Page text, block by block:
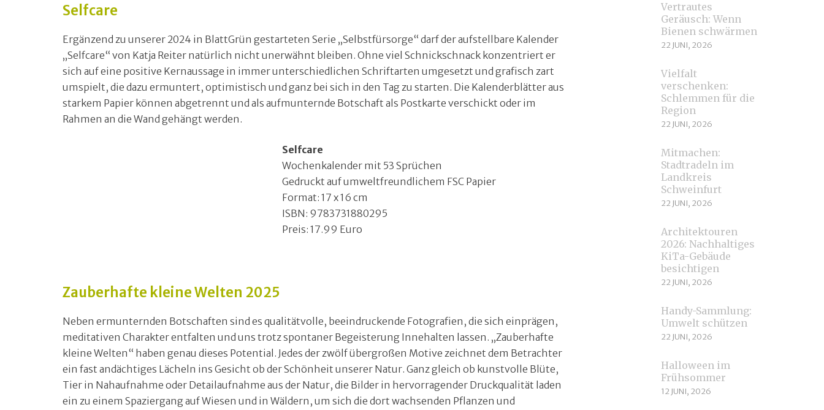
Selfcare
Ergänzend zu unserer 2024 in BlattGrün gestarteten Serie „Selbstfürsorge“ darf der aufstellbare Kalender
„Selfcare“ von Katja Reiter natürlich nicht unerwähnt bleiben. Ohne viel Schnickschnack konzentriert er
sich auf eine positive Kernaussage in immer unterschiedlichen Schriftarten umgesetzt und grafisch zart
umspielt, die dazu ermuntert, optimistisch und ganz bei sich in den Tag zu starten. Die Kalenderblätter aus
starkem Papier können abgetrennt und als aufmunternde Botschaft als Postkarte verschickt oder im
Rahmen an die Wand gehängt werden.
Selfcare
Wochenkalender mit 53 Sprüchen
Gedruckt auf umweltfreundlichem FSC Papier
Format: 17 x 16 cm
ISBN: 9783731880295
Preis: 17.99 Euro
Zauberhafte kleine Welten 2025
Neben ermunternden Botschaften sind es qualitätvolle, beeindruckende Fotografien, die sich einprägen,
meditativen Charakter entfalten und uns trotz spontaner Begeisterung Innehalten lassen. „Zauberhafte
kleine Welten“ haben genau dieses Potential. Jedes der zwölf übergroßen Motive zeichnet dem Betrachter
ein fast andächtiges Lächeln ins Gesicht ob der Schönheit unserer Natur. Ganz gleich ob kunstvolle Blüte,
Tier in Nahaufnahme oder Detailaufnahme aus der Natur, die Bilder in hervorragender Druckqualität laden
ein zu einem Spaziergang auf Wiesen und in Wäldern, um sich die dort wachsenden Pflanzen und
Vertrautes
Geräusch: Wenn
Bienen schwärmen
22 JUNI, 2026
Vielfalt
verschenken:
Schlemmen für die
Region
22 JUNI, 2026
Mitmachen:
Stadtradeln im
Landkreis
Schweinfurt
22 JUNI, 2026
Architektouren
2026: Nachhaltiges
KiTa-Gebäude
besichtigen
22 JUNI, 2026
Handy-Sammlung:
Umwelt schützen
22 JUNI, 2026
Halloween im
Frühsommer
12 JUNI, 2026